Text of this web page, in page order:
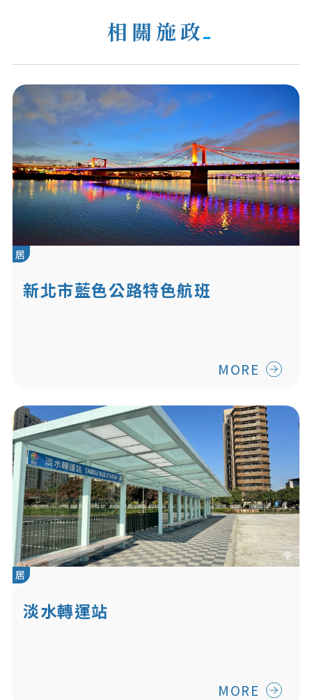
相關施政
居
新北市藍色公路特色航班
MORE
居
淡水轉運站
MORE